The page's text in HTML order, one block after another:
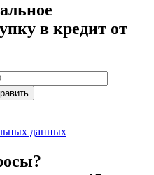
в кредит от
данных